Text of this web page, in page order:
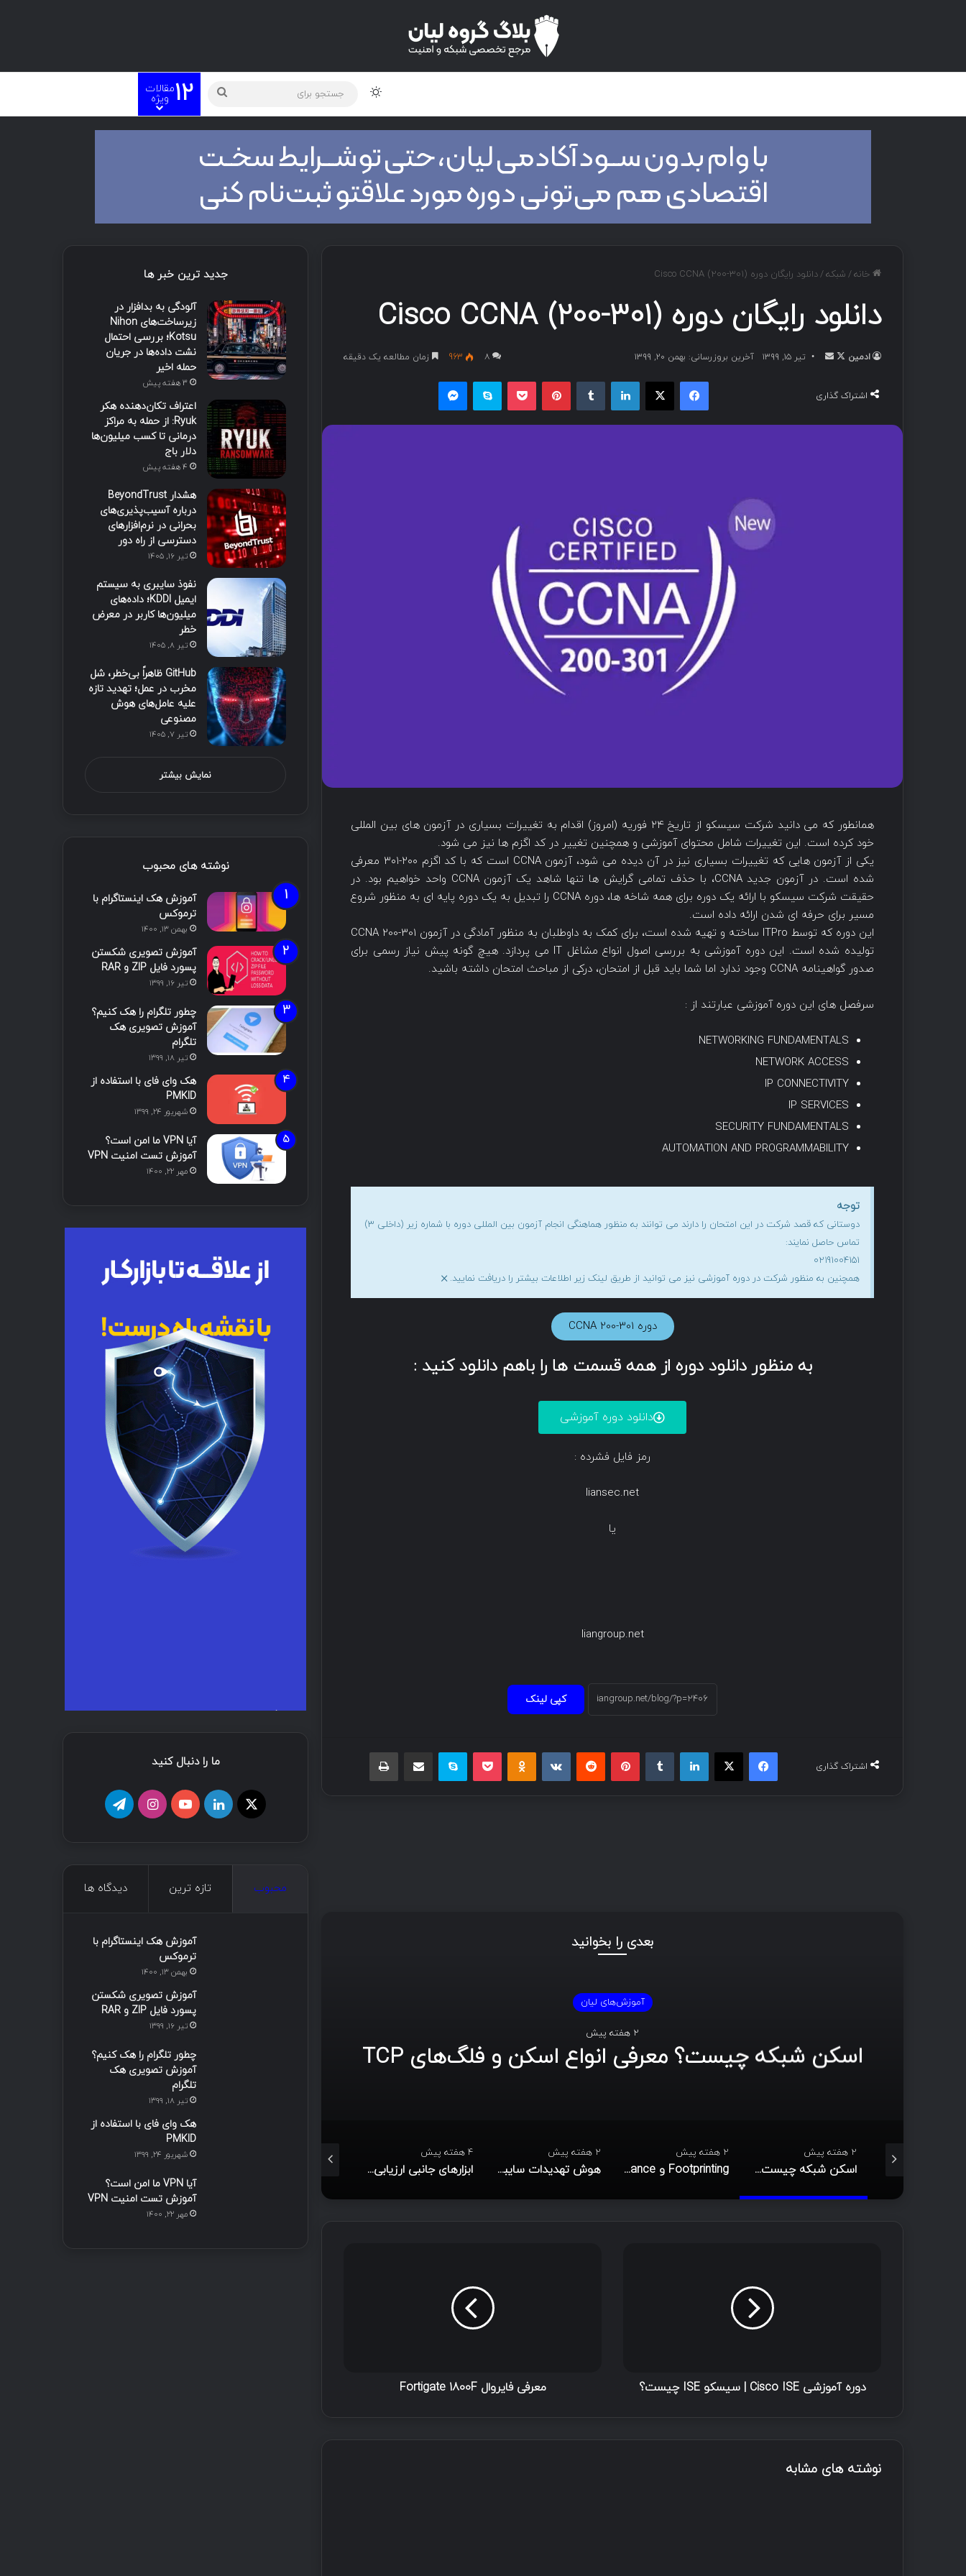
12مقالات
ویژه
خانه/ شبکه/دانلود رایگان دوره Cisco CCNA (200-301)
دانلود رایگان دوره Cisco CCNA (200-301)
ادمین تیر ۱۵, ۱۳۹۹ آخرین بروزرسانی: بهمن ۲۰, ۱۳۹۹ ۸ 963 زمان مطالعه یک دقیقه
اشتراک گذاری
همانطور که می دانید شرکت سیسکو از تاریخ ۲۴ فوریه (امروز) اقدام به تغییرات بسیاری در آزمون های بین المللی
خود کرده است. این تغییرات شامل محتوای آموزشی و همچنین تغییر در کد اگزم ها نیز می شود.
یکی از آزمون هایی که تغییرات بسیاری نیز در آن دیده می شود، آزمون CCNA است که با کد اگزم ۲۰۰-۳۰۱ معرفی
شده است. در آزمون جدید CCNA، با حذف تمامی گرایش ها تنها شاهد یک آزمون CCNA واحد خواهیم بود. در
حقیقت شرکت سیسکو با ارائه یک دوره برای همه شاخه ها، دوره CCNA را تبدیل به یک دوره پایه ای به منظور شروع
مسیر برای حرفه ای شدن ارائه داده است.
این دوره که توسط ITPro ساخته و تهیه شده است، برای کمک به داوطلبان به منظور آمادگی در آزمون CCNA 200-301
تولیده شده است. این دوره آموزشی به بررسی اصول انواع مشاغل IT می پردازد. هیچ گونه پیش نیاز رسمی برای
صدور گواهینامه CCNA وجود ندارد اما شما باید قبل از امتحان، درکی از مباحث امتحان داشته باشید.
سرفصل های این دوره آموزشی عبارتند از :
NETWORKING FUNDAMENTALS
NETWORK ACCESS
IP CONNECTIVITY
IP SERVICES
SECURITY FUNDAMENTALS
AUTOMATION AND PROGRAMMABILITY
توجه
دوستانی که قصد شرکت در این امتحان را دارند می توانند به منظور هماهنگی انجام آزمون بین المللی دوره با شماره زیر (داخلی 3)
تماس حاصل نمایند:
02191004151
همچنین به منظور شرکت در دوره آموزشی نیز می توانید از طریق لینک زیر اطلاعات بیشتر را دریافت نمایید. ×
دوره CCNA 200-301
به منظور دانلود دوره از همه قسمت ها را باهم دانلود کنید :
دانلود دوره آموزشی
رمز فایل فشرده :
liansec.net
یا
liangroup.net
کپی لینک
اشتراک گذاری
بعدی را بخوانید
Footprinting و Reconnaissance چیست؟ آشنایی با
روش‌های جمع‌آوری اطلاعات در امنیت سایبری
2 هفته پیش
Footprinting و Reconnaissance چیست؟ آشنایی با روش‌های جمع‌آوری اطلاعات در امنیت سایبری
2 هفته پیش
هوش تهدیدات سایبری (CTI)؛ راهنمای جامع از تحلیل تا مدیریت رخداد
4 هفته پیش
ابزارهای جانبی ارزیابی آسیب‌پذیری مبتنی بر هوش مصنوعی
4 هفته پیش
کاربرد Burp Suite در تست نفوذ: اسکن فعال توسعه‌یافته
دوره آموزشی Cisco ISE | سیسکو ISE چیست؟ معرفی فایروال Fortigate 1800F
نوشته های مشابه
جدید ترین خبر ها
آلودگی به بدافزار در
زیرساخت‌های Nihon
Kotsu؛ بررسی احتمال
نشت داده‌ها در جریان
حمله اخیر
3 هفته پیش
اعتراف تکان‌دهنده هکر
Ryuk: از حمله به مراکز
درمانی تا کسب میلیون‌ها
دلار باج
4 هفته پیش
هشدار BeyondTrust
درباره آسیب‌پذیری‌های
بحرانی در نرم‌افزارهای
دسترسی از راه دور
تیر ۱۶, ۱۴۰۵
نفوذ سایبری به سیستم
ایمیل KDDI؛ داده‌های
میلیون‌ها کاربر در معرض
خطر
تیر ۸, ۱۴۰۵
GitHub ظاهراً بی‌خطر، شل
مخرب در عمل؛ تهدید تازه
علیه عامل‌های هوش
مصنوعی
تیر ۷, ۱۴۰۵
نمایش بیشتر
نوشته های محبوب
آموزش هک اینستاگرام با
ترموکس
بهمن ۱۳, ۱۴۰۰
آموزش تصویری شکستن
پسورد فایل ZIP و RAR
تیر ۱۶, ۱۳۹۹
چطور تلگرام را هک کنیم؟
آموزش تصویری هک
تلگرام
تیر ۱۸, ۱۳۹۹
هک وای فای با استفاده از
PMKID
شهریور ۲۴, ۱۳۹۹
آیا VPN ما امن است؟
آموزش تست امنیت VPN
مهر ۲۲, ۱۴۰۰
ما را دنبال کنید
محبوب تازه ترین دیدگاه ها
آموزش هک اینستاگرام با
ترموکس
بهمن ۱۳, ۱۴۰۰
آموزش تصویری شکستن
پسورد فایل ZIP و RAR
تیر ۱۶, ۱۳۹۹
چطور تلگرام را هک کنیم؟
آموزش تصویری هک
تلگرام
تیر ۱۸, ۱۳۹۹
هک وای فای با استفاده از
PMKID
شهریور ۲۴, ۱۳۹۹
آیا VPN ما امن است؟
آموزش تست امنیت VPN
مهر ۲۲, ۱۴۰۰